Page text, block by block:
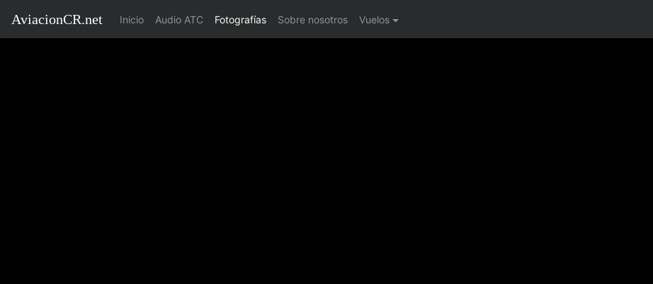
AviacionCR.net Inicio(current)
Audio ATC Fotografías Sobre nosotros Vuelos